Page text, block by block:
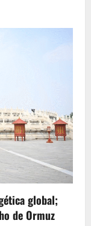
global;
de Ormuz